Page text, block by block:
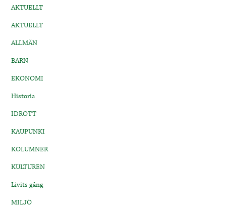
AKTUELLT
AKTUELLT
ALLMÄN
BARN
EKONOMI
Historia
IDROTT
KAUPUNKI
KOLUMNER
KULTUREN
Livits gång
MILJÖ